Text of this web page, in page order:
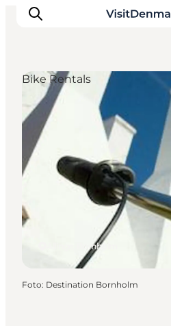
Inspiratie
Bestemmingen
Wat te doen
Accommodaties
Plan je reis
Allinge, Bornholm
Bike Rentals
Foto: Destination Bornholm